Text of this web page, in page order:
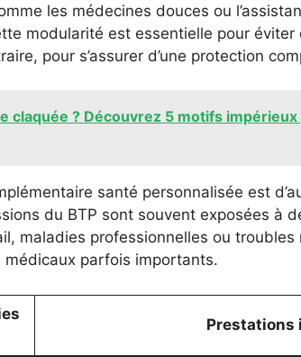
les médecines douces ou
modularité est essentielle pour
pour s’assurer d’une protection
claquée ? Découvrez 5 motifs
santé personnalisée est
du BTP sont souvent exposées à
maladies professionnelles ou
parfois importants.
Prestations